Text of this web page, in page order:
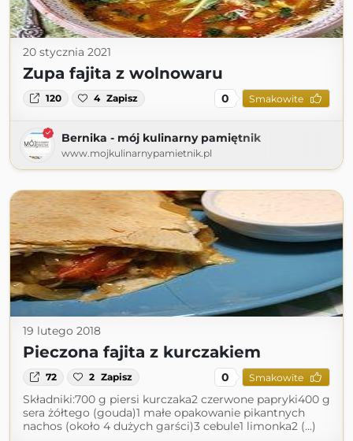
20 stycznia 2021
Zupa fajita z wolnowaru
120 4 Zapisz 0 Smakowite
Bernika - mój kulinarny pamiętnik
www.mojkulinarnypamietnik.pl
19 lutego 2018
Pieczona fajita z kurczakiem
72 2 Zapisz 0 Smakowite
Składniki:700 g piersi kurczaka2 czerwone papryki400 g
sera żółtego (gouda)1 małe opakowanie pikantnych
nachos (około 4 dużych garści)3 cebule1 limonka2 (...)